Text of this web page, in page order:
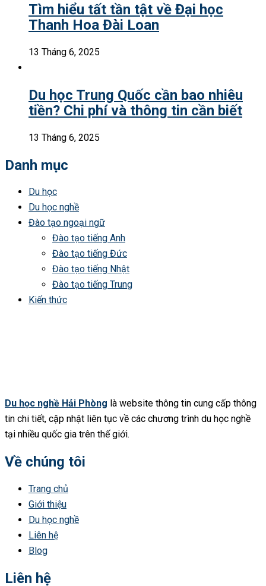
Tìm hiểu tất tần tật về Đại học
Thanh Hoa Đài Loan
13 Tháng 6, 2025
Du học Trung Quốc cần bao nhiêu
tiền? Chi phí và thông tin cần biết
13 Tháng 6, 2025
Danh mục
Du học
Du học nghề
Đào tạo ngoại ngữ
Đào tạo tiếng Anh
Đào tạo tiếng Đức
Đào tạo tiếng Nhật
Đào tạo tiếng Trung
Kiến thức
Du học nghề Hải Phòng là website thông tin cung cấp thông
tin chi tiết, cập nhật liên tục về các chương trình du học nghề
tại nhiều quốc gia trên thế giới.
Về chúng tôi
Trang chủ
Giới thiệu
Du học nghề
Liên hệ
Blog
Liên hệ